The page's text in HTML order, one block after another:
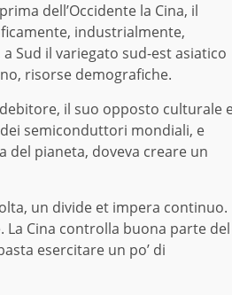
dell’Occidente la Cina, il
industrialmente,
Sud il variegato sud-est asiatico
risorse demografiche.
debitore, il suo opposto culturale
dei semiconduttori mondiali, e
del pianeta, doveva creare un
un divide et impera continuo.
La Cina controlla buona parte del
esercitare un po’ di